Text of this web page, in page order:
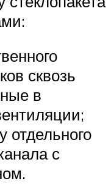
сквозь
в
отдельного
с